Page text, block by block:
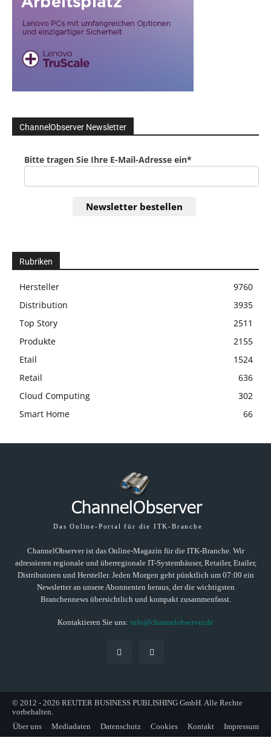
ChannelObserver Newsletter
Bitte tragen Sie Ihre E-Mail-Adresse ein*
Newsletter bestellen
Rubriken
Hersteller
9760
Distribution
3935
Top Story
2511
Produkte
2155
Etail
1524
Retail
636
Cloud Computing
302
Smart Home
66
Das Online-Portal für die ITK-Branche
ChannelObserver ist das Online-Magazin für die ITK-Branche. Wir
adressieren regionale und überregionale IT-Systemhäuser, Retailer, Etailer,
Distributoren und Hersteller. Jeden Morgen geht pünktlich um 07:00 ein
Newsletter an unsere Abonnenten heraus, der die wichtigsten
Branchennews übersichtlich und kompakt zusammenfasst.
Kontaktieren Sie uns: info@channelobserver.de
© 2012 - 2026 REUTER BUSINESS PUBLISHING GmbH. Alle Rechte
vorbehalten.
Über uns
Mediadaten Datenschutz Cookies Kontakt Impressum